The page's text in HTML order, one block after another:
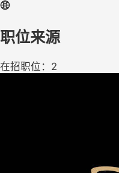
职位来源
在招职位：2